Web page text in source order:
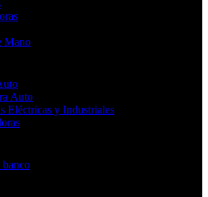
Mano
Auto
Eléctricas y Industriales